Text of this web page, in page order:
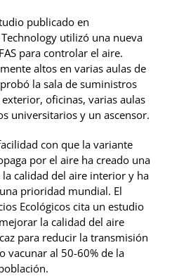
publicado en
utilizó una nueva
para controlar el aire.
altos en varias aulas de
la sala de suministros
oficinas, varias aulas
universitarios y un ascensor.
con que la variante
por el aire ha creado una
calidad del aire interior y ha
prioridad mundial. El
Ecológicos cita un estudio
la calidad del aire
para reducir la transmisión
vacunar al 50-60% de la